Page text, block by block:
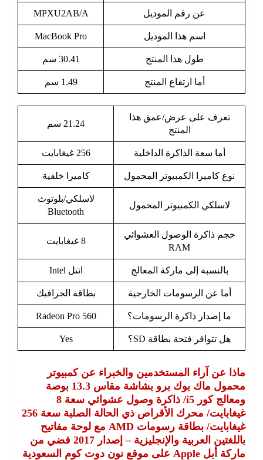
عن رقم الموديل MPXU2AB/A
اسم هذا الموديل MacBook Pro
طول هذا المنتج 30.41 سم
أما ارتفاع المنتج 1.49 سم
تعرف على عرض/عمق هذا
المنتج
21.24 سم
أما سعة الذاكرة الداخلية 256 غيغابايت
نوع كاميرا الكمبيوتر المحمول كاميرا خلفية
لاسلكي الكمبيوتر المحمول
لاسلكي/بلوتوث
Bluetooth
حجم ذاكرة الوصول العشوائي
RAM
8 غيغابايت
بالنسبة إلى ماركة المعالج انتل Intel
أما عن الرسومات الخارجية بطاقة الجرافيك
ما إصدار ذاكرة الرسومات؟ Radeon Pro 560
هل تتوافر فتحة بطاقة SD؟ Yes
ماذا عن آراء المستخدمين والخبراء عن كمبيوتر
محمول ماك بوك برو بشاشة مقاس 13.3 بوصة
ومعالج كور i5/ ذاكرة وصول عشوائي سعة 8
غيغابايت/ محرك الأقراص ذي الحالة الصلبة سعة 256
غيغابايت/ بطاقة رسومات AMD مع لوحة مفاتيح
باللغتين العربية والإنجليزية – إصدار 2017 فضي من
ماركة أبل Apple على موقع نون دوت كوم السعودية